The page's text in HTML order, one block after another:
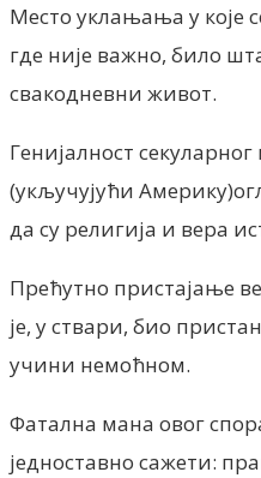
Место уклањања у које
где није важно, било
свакодневни живот.
Генијалност
(укључујући
да су религија и вера
Прећутно пристајање
је, у ствари, био
учини немоћном.
Фатална мана овог
једноставно сажети: